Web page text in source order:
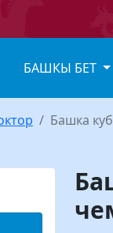
БАШКЫ БЕТ
Башка